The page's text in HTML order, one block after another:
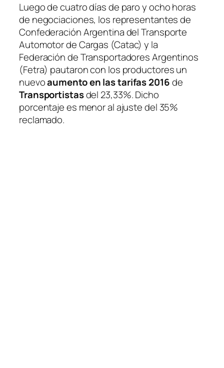
Luego de cuatro días de paro y ocho horas
de negociaciones, los representantes de
Confederación Argentina del Transporte
Automotor de Cargas (Catac) y la
Federación de Transportadores Argentinos
(Fetra) pautaron con los productores un
nuevoaumento en las tarifas 2016de
Transportistasdel 23,33%. Dicho
porcentaje es menor al ajuste del 35%
reclamado.